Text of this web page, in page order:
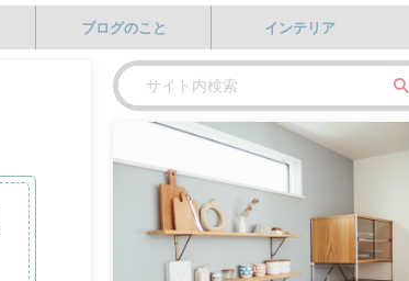
ブログのこと インテリア